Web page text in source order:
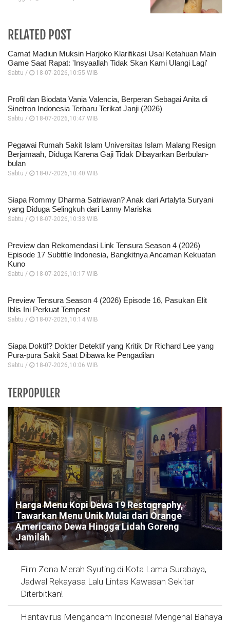
RELATED POST
Camat Madiun Muksin Harjoko Klarifikasi Usai Ketahuan Main
Game Saat Rapat: 'Insyaallah Tidak Skan Kami Ulangi Lagi'
Sabtu / 18-07-2026,10:55 WIB
Profil dan Biodata Vania Valencia, Berperan Sebagai Anita di
Sinetron Indonesia Terbaru Terikat Janji (2026)
Sabtu / 18-07-2026,10:47 WIB
Pegawai Rumah Sakit Islam Universitas Islam Malang Resign
Berjamaah, Diduga Karena Gaji Tidak Dibayarkan Berbulan-
bulan
Sabtu / 18-07-2026,10:40 WIB
Siapa Rommy Dharma Satriawan? Anak dari Artalyta Suryani
yang Diduga Selingkuh dari Lanny Mariska
Sabtu / 18-07-2026,10:33 WIB
Preview dan Rekomendasi Link Tensura Season 4 (2026)
Episode 17 Subtitle Indonesia, Bangkitnya Ancaman Kekuatan
Kuno
Sabtu / 18-07-2026,10:17 WIB
Preview Tensura Season 4 (2026) Episode 16, Pasukan Elit
Iblis Ini Perkuat Tempest
Sabtu / 18-07-2026,10:14 WIB
Siapa Doktif? Dokter Detektif yang Kritik Dr Richard Lee yang
Pura-pura Sakit Saat Dibawa ke Pengadilan
Sabtu / 18-07-2026,10:06 WIB
TERPOPULER
Harga Menu Kopi Dewa 19 Restography,
Tawarkan Menu Unik Mulai dari Orange
Americano Dewa Hingga Lidah Goreng
Jamilah
Film Zona Merah Syuting di Kota Lama Surabaya,
Jadwal Rekayasa Lalu Lintas Kawasan Sekitar
Diterbitkan!
Hantavirus Mengancam Indonesia! Mengenal Bahaya